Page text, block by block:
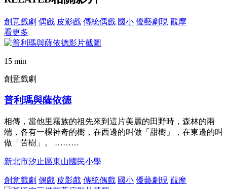
創意戲劇 偶戲 皮影戲 傳統偶戲 國小 優藝劇現 觀摩
看更多
15 min
創意戲劇
普利瑪與薩依德
相傳，當他里霧族的祖先來到這片美麗的田野時，森林的兩
端，各有一棵神奇的樹，在西邊的叫做「甜樹」，在東邊的叫
做「苦樹」。 ………
新北市汐止區東山國民小學
創意戲劇 偶戲 皮影戲 傳統偶戲 國小 優藝劇現 觀摩